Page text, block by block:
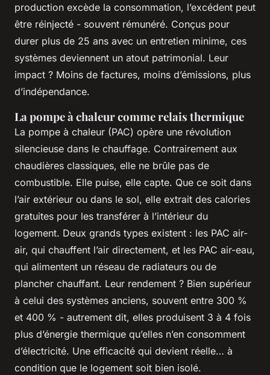
production excède la consommation, l’excédent peut
être réinjecté - souvent rémunéré. Conçus pour
durer plus de 25 ans avec un entretien minime, ces
systèmes deviennent un atout patrimonial. Leur
impact ? Moins de factures, moins d’émissions, plus
d’indépendance.
La pompe à chaleur comme relais thermique
La pompe à chaleur (PAC) opère une révolution
silencieuse dans le chauffage. Contrairement aux
chaudières classiques, elle ne brûle pas de
combustible. Elle puise, elle capte. Que ce soit dans
l’air extérieur ou dans le sol, elle extrait des calories
gratuites pour les transférer à l’intérieur du
logement. Deux grands types existent : les PAC air-
air, qui chauffent l’air directement, et les PAC air-eau,
qui alimentent un réseau de radiateurs ou de
plancher chauffant. Leur rendement ? Bien supérieur
à celui des systèmes anciens, souvent entre 300 %
et 400 % - autrement dit, elles produisent 3 à 4 fois
plus d’énergie thermique qu’elles n’en consomment
d’électricité. Une efficacité qui devient réelle… à
condition que le logement soit bien isolé.